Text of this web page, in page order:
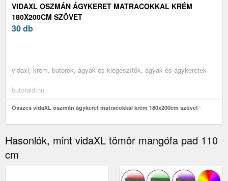
VIDAXL OSZMÁN ÁGYKERET MATRACOKKAL KRÉM
180X200CM SZÖVET
30 db
vidaxl, krém, bútorok, ágyak és kiegészítők, ágyak és ágykeretek
butoraid.hu
Összes vidaXL oszmán ágykeret matracokkal krém 180x200cm szövet
Hasonlók, mint vidaXL tömör mangófa pad 110
cm